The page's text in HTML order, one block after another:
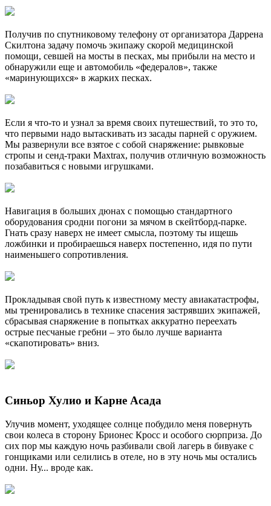
Получив по спутниковому телефону от организатора Даррена
Скилтона задачу помочь экипажу скорой медицинской
помощи, севшей на мосты в песках, мы прибыли на место и
обнаружили еще и автомобиль «федералов», также
«маринующихся» в жарких песках.
Если я что-то и узнал за время своих путешествий, то это то,
что первыми надо вытаскивать из засады парней с оружием.
Мы развернули все взятое с собой снаряжение: рывковые
стропы и сенд-траки Maxtrax, получив отличную возможность
позабавиться с новыми игрушками.
Навигация в больших дюнах с помощью стандартного
оборудования сродни погони за мячом в скейтборд-парке.
Гнать сразу наверх не имеет смысла, поэтому ты ищешь
ложбинки и пробираешься наверх постепенно, идя по пути
наименьшего сопротивления.
Прокладывая свой путь к известному месту авиакатастрофы,
мы тренировались в технике спасения застрявших экипажей,
сбрасывая снаряжение в попытках аккуратно переехать
острые песчаные гребни – это было лучше варианта
«скапотировать» вниз.
Синьор Хулио и Карне Асада
Улучив момент, уходящее солнце побудило меня повернуть
свои колеса в сторону Брионес Кросс и особого сюрприза. До
сих пор мы каждую ночь разбивали свой лагерь в бивуаке с
гонщиками или селились в отеле, но в эту ночь мы остались
одни. Ну... вроде как.